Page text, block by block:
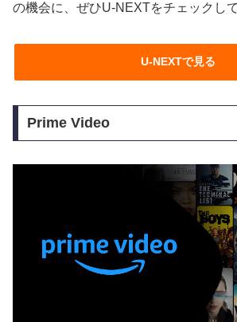
の機会に、ぜひU-NEXTをチェックし
U-NEXTで見る
Prime Video